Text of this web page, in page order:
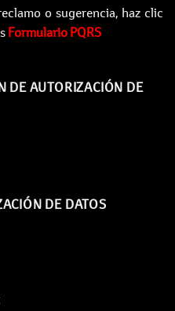
o sugerencia, haz clic
Formulario PQRS
DE AUTORIZACIÓN DE
DE DATOS